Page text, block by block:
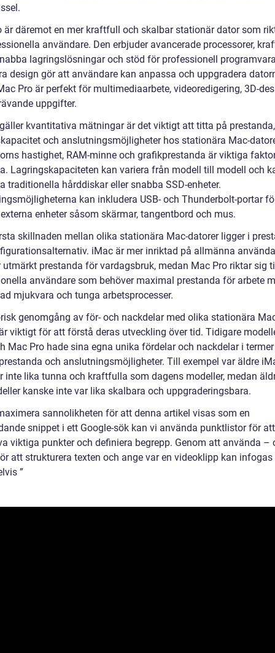
är däremot en mer kraftfull och skalbar stationär dator som
användare. Den erbjuder avancerade processorer,
lagringslösningar och stöd för professionell
design gör att användare kan anpassa och uppgradera
Pro är perfekt för multimediaarbete, videoredigering, 3D-
uppgifter.
kvantitativa mätningar är det viktigt att titta på prestanda,
och anslutningsmöjligheter hos stationära Mac-
hastighet, RAM-minne och grafikprestanda är viktiga
Lagringskapaciteten kan variera från modell till modell och
traditionella hårddiskar eller snabba SSD-enheter.
kan inkludera USB- och Thunderbolt-portar
enheter såsom skärmar, tangentbord och mus.
skillnaden mellan olika stationära Mac-datorer ligger i
iMac är mer inriktad på allmänna
utmärkt prestanda för vardagsbruk, medan Mac Pro riktar sig
användare som behöver maximal prestanda för arbete
mjukvara och tunga arbetsprocesser.
genomgång av för- och nackdelar med olika stationära
viktigt för att förstå deras utveckling över tid. Tidigare
Mac Pro hade sina egna unika fördelar och nackdelar i
och anslutningsmöjligheter. Till exempel var äldre
inte lika tunna och kraftfulla som dagens modeller, medan
kanske inte var lika skalbara och uppgraderingsbara.
sannolikheten för att denna artikel visas som en
snippet i ett Google-sök kan vi använda punktlistor för att
viktiga punkter och definiera begrepp. Genom att använda –
att strukturera texten och ange var en videoklipp kan infogas
”